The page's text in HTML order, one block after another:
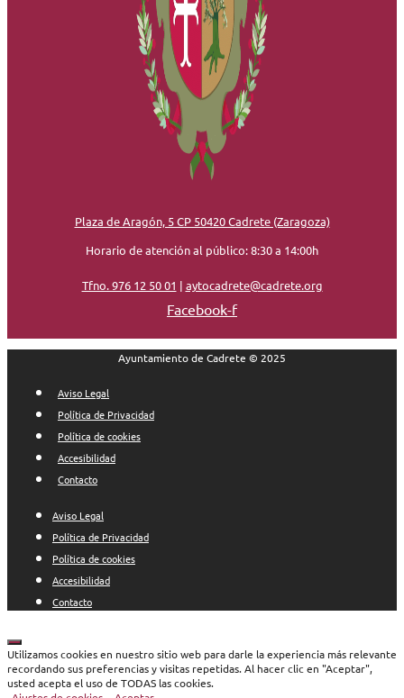
Plaza de Aragón, 5 CP 50420 Cadrete (Zaragoza)
Horario de atención al público: 8:30 a 14:00h
Tfno. 976 12 50 01 | aytocadrete@cadrete.org
Facebook-f
Ayuntamiento de Cadrete © 2025
Aviso Legal
Política de Privacidad
Política de cookies
Accesibilidad
Contacto
Aviso Legal
Política de Privacidad
Política de cookies
Accesibilidad
Contacto
Cerrar
Utilizamos cookies en nuestro sitio web para darle la experiencia más relevante
recordando sus preferencias y visitas repetidas. Al hacer clic en "Aceptar",
usted acepta el uso de TODAS las cookies.